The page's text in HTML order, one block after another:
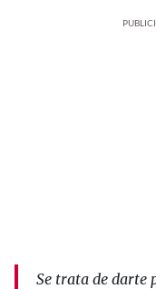
Se trata de darte